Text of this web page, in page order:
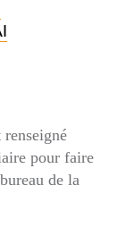
pour faire
de la